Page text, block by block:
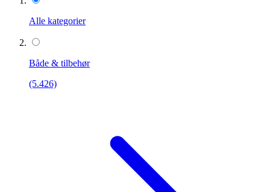
Alle kategorier
Både & tilbehør
(5.426)